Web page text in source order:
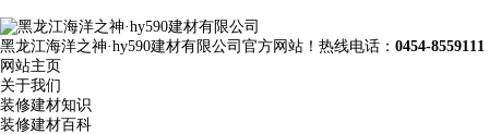
黑龙江海洋之神·hy590建材有限公司官方网站！热线电话： 0454-8559111
网站主页
关于我们
装修建材知识
装修建材百科